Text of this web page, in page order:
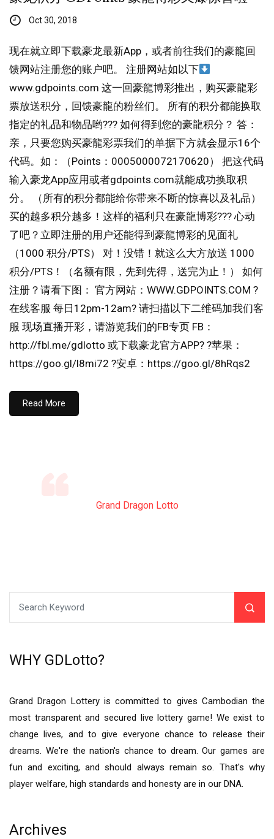
Oct 30, 2018
现在就立即下载豪龙最新App，或者前往我们的豪龍回
馈网站注册您的账户吧。 注册网站如以下
www.gdpoints.com 这一回豪龍博彩推出，购买豪龍彩
票放送积分，回馈豪龍的粉丝们。 所有的积分都能换取
指定的礼品和物品哟??? 如何得到您的豪龍积分？ 答：
亲，只要您购买豪龍彩票我们的单据下方就会显示16个
代码。如：（Points：0005000072170620） 把这代码
输入豪龙App应用或者gdpoints.com就能成功换取积
分。 （所有的积分都能给你带来不断的惊喜以及礼品）
买的越多积分越多！这样的福利只在豪龍博彩??? 心动
了吧？立即注册的用户还能得到豪龍博彩的见面礼
（1000 积分/PTS） 对！没错！就这么大方放送 1000
积分/PTS！（名额有限，先到先得，送完为止！） 如何
注册？请看下图： 官方网站：WWW.GDPOINTS.COM ?
在线客服 每日12pm-12am? 请扫描以下二维码加我们客
服 现场直播开彩，请游览我们的FB专页 FB：
http://fbl.me/gdlotto 或下载豪龙官方APP? ?苹果：
https://goo.gl/l8mi72 ?安卓：https://goo.gl/8hRqs2
Read More
Grand Dragon Lotto
WHY GDLotto?
Grand Dragon Lottery is committed to gives Cambodian the
most transparent and secured live lottery game! We exist to
change lives, and to give everyone chance to release their
dreams. We're the nation's chance to dream. Our games are
fun and exciting, and should always remain so. That's why
player welfare, high standards and honesty are in our DNA.
Archives